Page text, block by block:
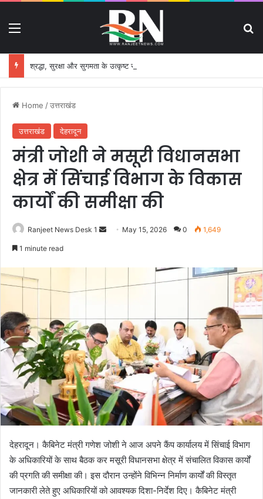
Home /उत्तराखंड
उत्तराखंड देहरादून
मंत्री जोशी ने मसूरी विधानसभा
क्षेत्र में सिंचाई विभाग के विकास
कार्यों की समीक्षा की
Ranjeet News Desk 1
a
m
a
i
l
May 15, 2026 0 1,649
1 minute read
देहरादून। कैबिनेट मंत्री गणेश जोशी ने आज अपने कैंप कार्यालय में सिंचाई विभाग
के अधिकारियों के साथ बैठक कर मसूरी विधानसभा क्षेत्र में संचालित विकास कार्यों
की प्रगति की समीक्षा की। इस दौरान उन्होंने विभिन्न निर्माण कार्यों की विस्तृत
जानकारी लेते हुए अधिकारियों को आवश्यक दिशा-निर्देश दिए। कैबिनेट मंत्री